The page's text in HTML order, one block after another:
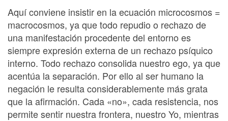
Aquí conviene insistir en la ecuación microcosmos =
macrocosmos, ya que todo repudio o rechazo de
una manifestación procedente del entorno es
siempre expresión externa de un rechazo psíquico
interno. Todo rechazo consolida nuestro ego, ya que
acentúa la separación. Por ello al ser humano la
negación le resulta considerablemente más grata
que la afirmación. Cada «no», cada resistencia, nos
permite sentir nuestra frontera, nuestro Yo, mientras